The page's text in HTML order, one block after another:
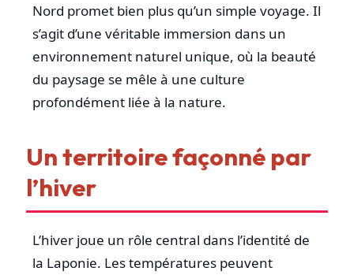
Nord promet bien plus qu’un simple voyage. Il
s’agit d’une véritable immersion dans un
environnement naturel unique, où la beauté
du paysage se mêle à une culture
profondément liée à la nature.
Un territoire façonné par
l’hiver
L’hiver joue un rôle central dans l’identité de
la Laponie. Les températures peuvent